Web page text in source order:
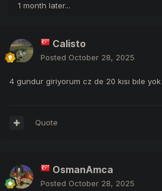
1 month later...
Calisto
Posted October 28, 2025
4 gundur giriyorum cz de 20 kısı bıle
Quote
OsmanAmca
Posted October 28, 2025